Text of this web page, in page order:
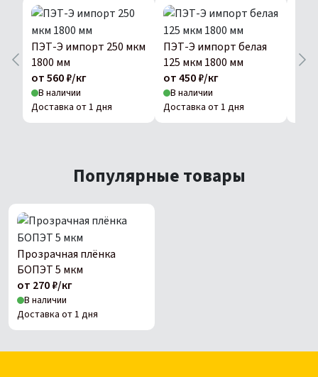
ПЭТ-Э импорт 250 мкм
1800 мм
от 560 ₽/кг
В наличии
Доставка от 1 дня
ПЭТ-Э импорт белая
125 мкм 1800 мм
от 450 ₽/кг
В наличии
Доставка от 1 дня
Популярные товары
Прозрачная плёнка
БОПЭТ 5 мкм
от 270 ₽/кг
В наличии
Доставка от 1 дня